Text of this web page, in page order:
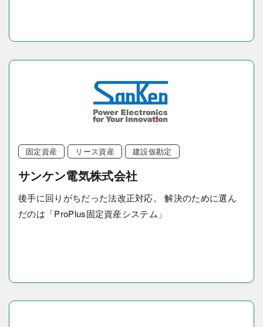
固定資産 リース資産 建設仮勘定
サンケン電気株式会社
後手に回りがちだった法改正対応。 解決のために選ん
だのは「ProPlus固定資産システム」